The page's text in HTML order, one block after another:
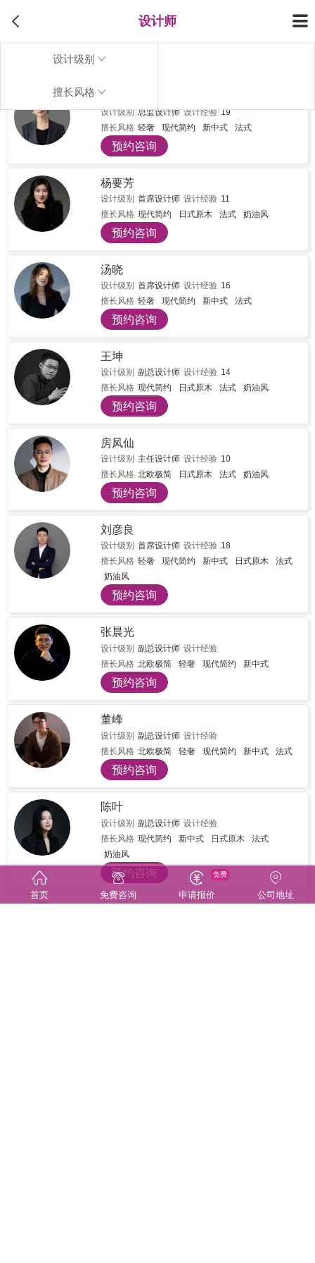
设计师
设计级别
擅长风格 田甜
设计级别 总监设计师 设计经验 19
擅长风格 轻奢 现代简约 新中式 法式
预约咨询
杨要芳
设计级别 首席设计师 设计经验 11
擅长风格 现代简约 日式原木 法式 奶油风
预约咨询
汤晓
设计级别 首席设计师 设计经验 16
擅长风格 轻奢 现代简约 新中式 法式
预约咨询
王坤
设计级别 副总设计师 设计经验 14
擅长风格 现代简约 日式原木 法式 奶油风
预约咨询
房凤仙
设计级别 主任设计师 设计经验 10
擅长风格 北欧极简 日式原木 法式 奶油风
预约咨询
刘彦良
设计级别 首席设计师 设计经验 18
擅长风格 轻奢 现代简约 新中式 日式原木
法式
奶油风
预约咨询
张晨光
设计级别 副总设计师 设计经验
擅长风格 北欧极简 轻奢 现代简约 新中式
预约咨询
董峰
设计级别 副总设计师 设计经验
擅长风格 北欧极简 轻奢 现代简约 新中式 法式
预约咨询
陈叶
设计级别 副总设计师 设计经验
擅长风格 现代简约 新中式 日式原木
法式
奶油风
预约咨询
首页 免费咨询 申请报价
免费
公司地址